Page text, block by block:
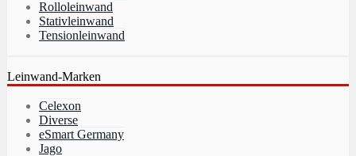
Rolloleinwand
Stativleinwand
Tensionleinwand
Leinwand-Marken
Celexon
Diverse
eSmart Germany
Jago